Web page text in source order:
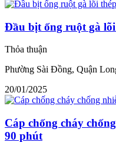
Đầu bịt ống ruột gà
Thỏa thuận
Phường Sài Đồng, Quận
20/01/2025
Cáp chống cháy
90 phút